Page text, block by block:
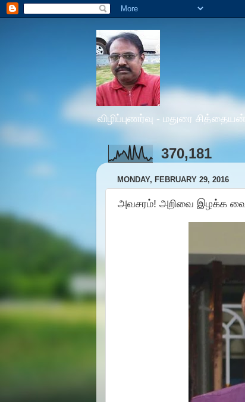
விழிப்புணர்வு - மதுரை
370,181
MONDAY, FEBRUARY 29, 2016
அவசரம்! அறிவை இழக்க